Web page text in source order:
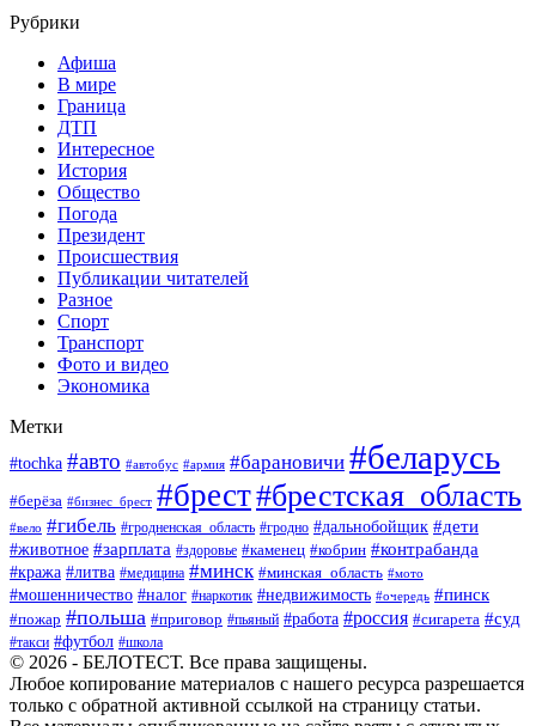
Рубрики
Афиша
В мире
Граница
ДТП
Интересное
История
Общество
Погода
Президент
Происшествия
Публикации читателей
Разное
Спорт
Транспорт
Фото и видео
Экономика
Метки
#tochka #авто #автобус #армия #барановичи #беларусь
#берёза #бизнес_брест #брест#брестская_область
#вело #гибель #гродненская_область #гродно #дальнобойщик #дети
#животное #зарплата #здоровье #каменец #кобрин #контрабанда
#кража #литва #медицина #минск #минская_область #мото
#мошенничество #налог #наркотик #недвижимость #очередь #пинск
#пожар #польша #приговор #пьяный #работа #россия #сигарета #суд
#такси #футбол #школа
© 2026 - БЕЛОТЕСТ. Все права защищены.
Любое копирование материалов с нашего ресурса разрешается
только с обратной активной ссылкой на страницу статьи.